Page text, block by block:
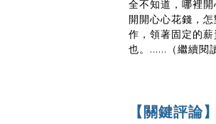
全不知道，哪裡
開開心心花錢，
作，領著固定的
也。 ......（繼續閱
【關鍵評論